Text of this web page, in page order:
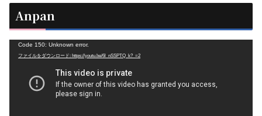
Anpan
Code 150: Unknown error.
ファイルをダウンロード: https://youtu.be/6l_nSSPTQ_k?_=2